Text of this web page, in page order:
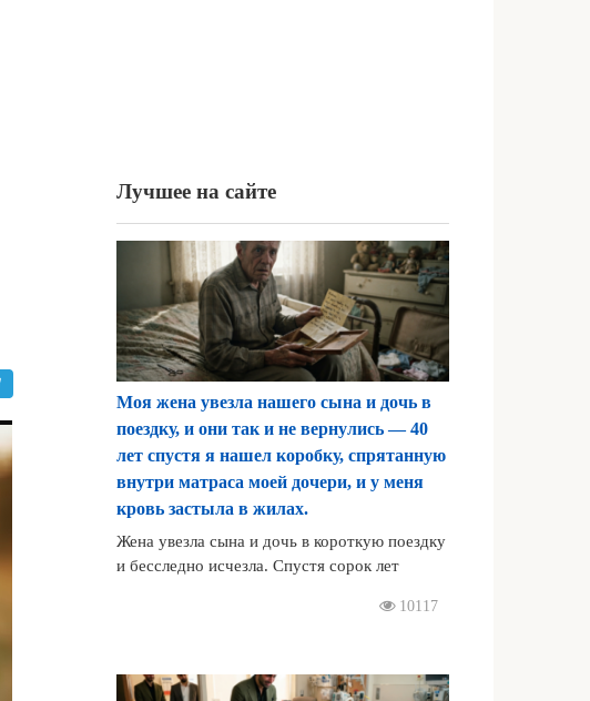
Лучшее на сайте
Моя жена увезла нашего сына и дочь в
поездку, и они так и не вернулись — 40
лет спустя я нашел коробку, спрятанную
внутри матраса моей дочери, и у меня
кровь застыла в жилах.
Жена увезла сына и дочь в короткую поездку
и бесследно исчезла. Спустя сорок лет
10117